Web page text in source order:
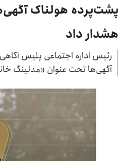
پشت‌پرده هولناک
هشدار داد
رئیس اداره اجتماعی پلیس
آگهی‌ها تحت عنوان «مدلینگ